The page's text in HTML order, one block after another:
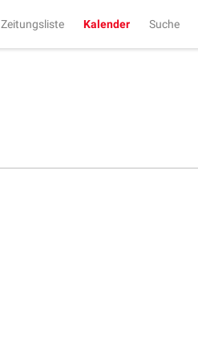
Zeitungsliste Kalender Suche